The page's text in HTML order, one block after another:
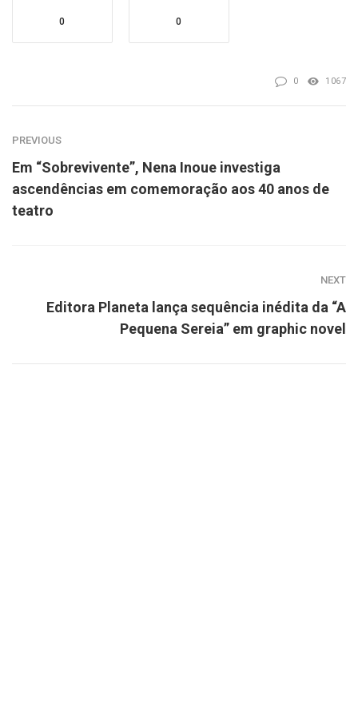
0 0
0 1067
PREVIOUS
Em “Sobrevivente”, Nena Inoue investiga
ascendências em comemoração aos 40 anos de
teatro
NEXT
Editora Planeta lança sequência inédita da “A
Pequena Sereia” em graphic novel